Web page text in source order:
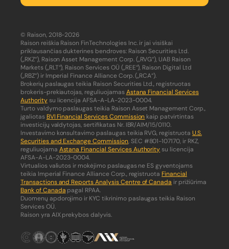
© Raison, 2018-2026
Raison reiškia Raison FinTechnologies Inc. ir jai visiškai
priklausančias dukterines bendroves: Raison Securities Ltd.
(„RKZ“), Raison Asset Management Corp. („RVG“), UAB Raison
Markets („RLT“), Raison Services OÜ („REE“), Raison Digital Ltd
(„RBZ“) ir Imperial Finance Alliance Corp. („RCA“).
Brokerių paslaugas teikia Raison Securities Ltd., registruotas
brokeris-prekiautojas, reguliuojamasAstana Financial Services
Authoritysu licencija AFSA-A-LA-2023-0004.
Turto valdymo paslaugas teikia Raison Asset Management Corp.,
įgaliotas BVI Financial Services Commission kaip patvirtintas
investicijų valdytojas, sertifikatas Nr. IBR/AIM/15/0110.
Investavimo konsultavimo paslaugas teikia RVG, registruota U.S.
Securities and Exchange Commission, SEC #801-107170, ir RKZ,
reguliuojama Astana Financial Services Authoritysu licencija
AFSA-A-LA-2023-0004.
Virtualios valiutos ir mokėjimo paslaugas ne ES gyventojams
teikia Imperial Finance Alliance Corp., registruota Financial
Transactions and Reports Analysis Centre of Canada ir prižiūrima
Bank of Canada pagal RPAA.
Duomenų apdorojimo ir KYC tikrinimo paslaugas teikia Raison
Services OÜ.
Raison yra AIX prekybos dalyvis.